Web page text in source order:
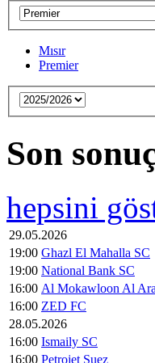
Mısır
Premier
Son
hepsini
29.05.2026
19:00 Ghazl El Mahalla SC
19:00 National Bank SC
16:00 Al Mokawloon Al
16:00 ZED FC
28.05.2026
16:00 Ismaily SC
16:00 Petrojet Suez